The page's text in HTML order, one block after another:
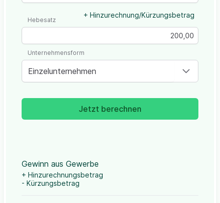
+ Hinzurechnung/Kürzungsbetrag
Hebesatz
Einzelunternehmen
Unternehmensform
Jetzt berechnen
Gewinn aus Gewerbe
+ Hinzurechnungsbetrag
- Kürzungsbetrag